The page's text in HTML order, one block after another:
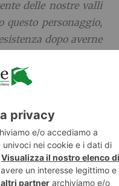
delle nostre valli
questo personaggio,
dopo averne
solo letteraria, a
di ogni altro:
la povertà. Aveva
ed è morto povero,
libri – il racconto e
Verbanese , curata